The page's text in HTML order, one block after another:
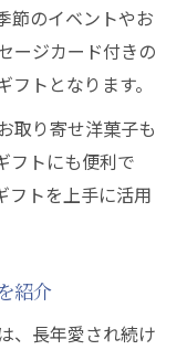
節のイベントやお
ージカード付きの
トとなります。
取り寄せ洋菓子も
フトにも便利で
フトを上手に活用
紹介
、長年愛され続け